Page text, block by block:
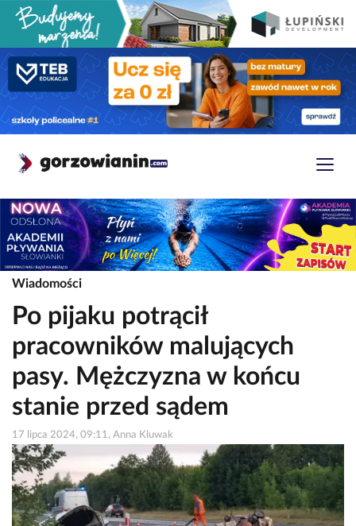
Wiadomości
Po pijaku potrącił
pracowników malujących
pasy. Mężczyzna w końcu
stanie przed sądem
17 lipca 2024, 09:11, Anna Kluwak